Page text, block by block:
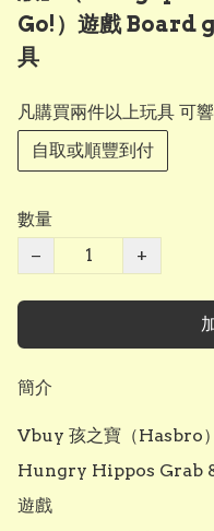
Go!）遊戲 Board
具
凡購買兩件以上玩具 可
自取或順豐到付
數量
−
+
簡介
Vbuy 孩之寶（Hasbro
Hungry Hippos Grab
遊戲